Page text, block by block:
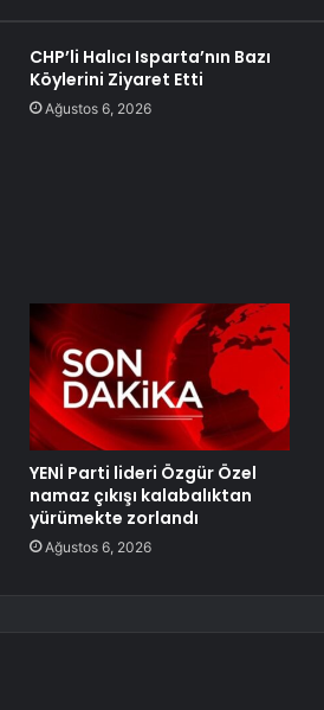
CHP’li Halıcı Isparta’nın Bazı
Köylerini Ziyaret Etti
Ağustos 6, 2026
YENİ Parti lideri Özgür Özel
namaz çıkışı kalabalıktan
yürümekte zorlandı
Ağustos 6, 2026